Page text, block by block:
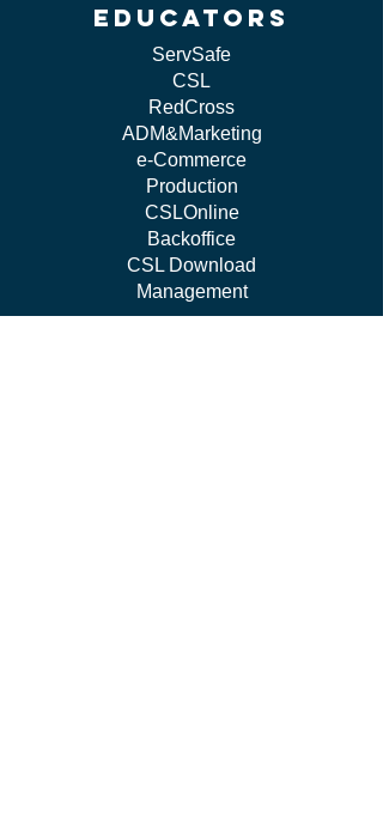
educators
ServSafe
CSL
RedCross
ADM&Marketing
e-Commerce
Production
CSLOnline
Backoffice
CSL Download
Management